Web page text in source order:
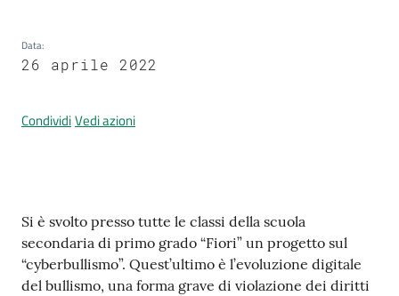
Prenotazione
l
e
r
Data:
26 aprile 2022
CondividiVedi azioni
Contenuto
Si è svolto presso tutte le classi della scuola
secondaria di primo grado “Fiori” un progetto sul
“cyberbullismo”. Quest’ultimo è l’evoluzione digitale
del bullismo, una forma grave di violazione dei diritti